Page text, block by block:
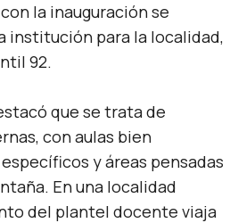
la inauguración se
institución para la localidad,
92.
que se trata de
con aulas bien
y áreas pensadas
En una localidad
del plantel docente viaja